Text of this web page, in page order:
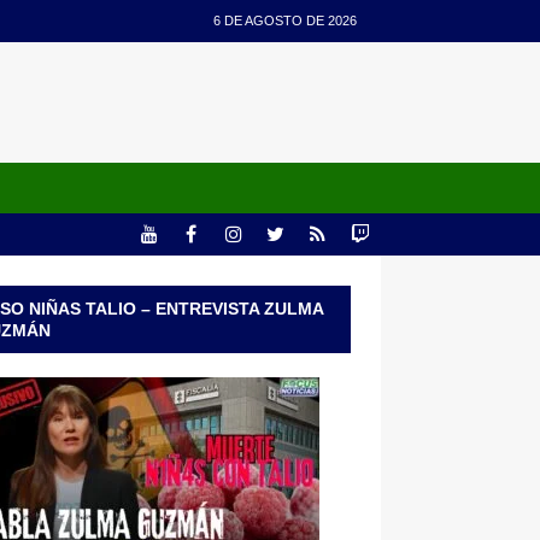
6 DE AGOSTO DE 2026
NIÑAS TALIO – ENTREVISTA ZULMA